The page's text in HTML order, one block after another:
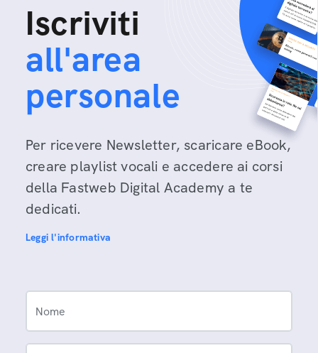
Iscriviti
all'area
personale
Per ricevere Newsletter, scaricare eBook,
creare playlist vocali e accedere ai corsi
della Fastweb Digital Academy a te
dedicati.
Leggi l'informativa
Nome